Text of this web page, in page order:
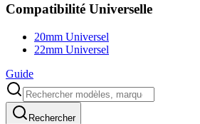
Compatibilité Universelle
20mm Universel
22mm Universel
Guide
Rechercher